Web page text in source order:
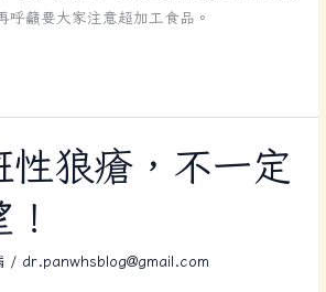
呼籲要大家注意超加工食品。
性狼瘡，不一定
/ dr.panwhsblog@gmail.com